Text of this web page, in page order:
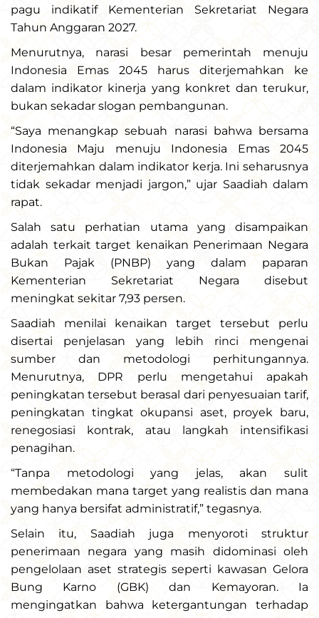
pagu indikatif Kementerian Sekretariat Negara
Tahun Anggaran 2027.
Menurutnya, narasi besar pemerintah menuju
Indonesia Emas 2045 harus diterjemahkan ke
dalam indikator kinerja yang konkret dan terukur,
bukan sekadar slogan pembangunan.
“Saya menangkap sebuah narasi bahwa bersama
Indonesia Maju menuju Indonesia Emas 2045
diterjemahkan dalam indikator kerja. Ini seharusnya
tidak sekadar menjadi jargon,” ujar Saadiah dalam
rapat.
Salah satu perhatian utama yang disampaikan
adalah terkait target kenaikan Penerimaan Negara
Bukan Pajak (PNBP) yang dalam paparan
Kementerian Sekretariat Negara disebut
meningkat sekitar 7,93 persen.
Saadiah menilai kenaikan target tersebut perlu
disertai penjelasan yang lebih rinci mengenai
sumber dan metodologi perhitungannya.
Menurutnya, DPR perlu mengetahui apakah
peningkatan tersebut berasal dari penyesuaian tarif,
peningkatan tingkat okupansi aset, proyek baru,
renegosiasi kontrak, atau langkah intensifikasi
penagihan.
“Tanpa metodologi yang jelas, akan sulit
membedakan mana target yang realistis dan mana
yang hanya bersifat administratif,” tegasnya.
Selain itu, Saadiah juga menyoroti struktur
penerimaan negara yang masih didominasi oleh
pengelolaan aset strategis seperti kawasan Gelora
Bung Karno (GBK) dan Kemayoran. Ia
mengingatkan bahwa ketergantungan terhadap